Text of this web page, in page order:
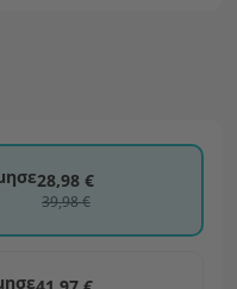
28,98 €
39,98 €